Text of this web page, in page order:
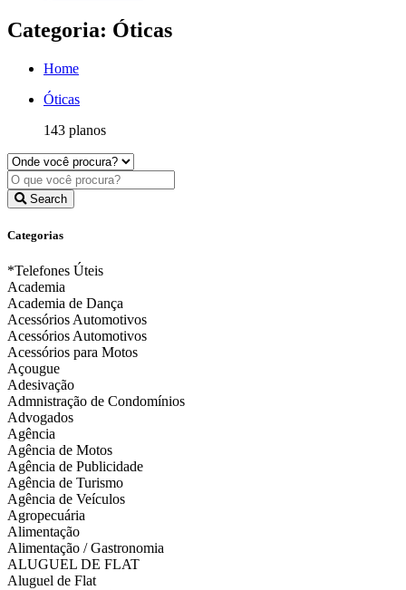
Categoria: Óticas
Home
Óticas
143 planos
Search
Categorias
*Telefones Úteis
Academia
Academia de Dança
Acessórios Automotivos
Acessórios Automotivos
Acessórios para Motos
Açougue
Adesivação
Admnistração de Condomínios
Advogados
Agência
Agência de Motos
Agência de Publicidade
Agência de Turismo
Agência de Veículos
Agropecuária
Alimentação
Alimentação / Gastronomia
ALUGUEL DE FLAT
Aluguel de Flat